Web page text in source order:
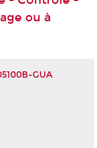
ou à
GUA